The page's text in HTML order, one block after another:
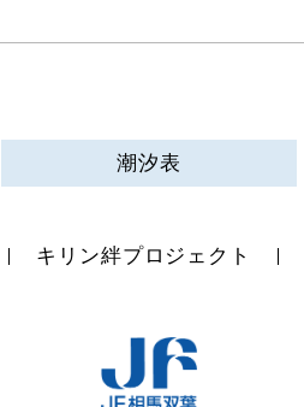
潮汐表
キリン絆プロジェクト